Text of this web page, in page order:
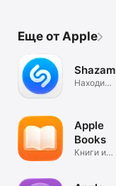
Еще от Apple
Shazam
Находи
Apple
Books
Книги и